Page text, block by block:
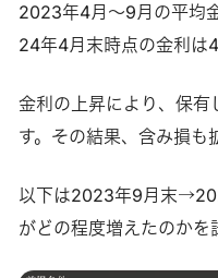
2023年4月～9月の平均
24年4月末時点の金利は
金利の上昇により、保有
す。その結果、含み損も
以下は2023年9月末
がどの程度増えたのかを